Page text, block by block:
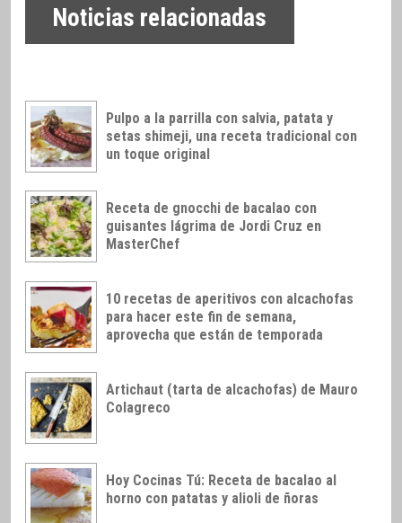
Noticias relacionadas
Pulpo a la parrilla con salvia, patata y
setas shimeji, una receta tradicional con
un toque original
Receta de gnocchi de bacalao con
guisantes lágrima de Jordi Cruz en
MasterChef
10 recetas de aperitivos con alcachofas
para hacer este fin de semana,
aprovecha que están de temporada
Artichaut (tarta de alcachofas) de Mauro
Colagreco
Hoy Cocinas Tú: Receta de bacalao al
horno con patatas y alioli de ñoras